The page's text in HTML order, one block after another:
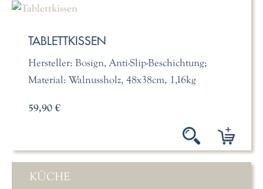
TABLETTKISSEN
Hersteller: Bosign, Anti-Slip-Beschichtung;
Material: Walnussholz, 48x38cm, 1,16kg
59,90 €
KÜCHE